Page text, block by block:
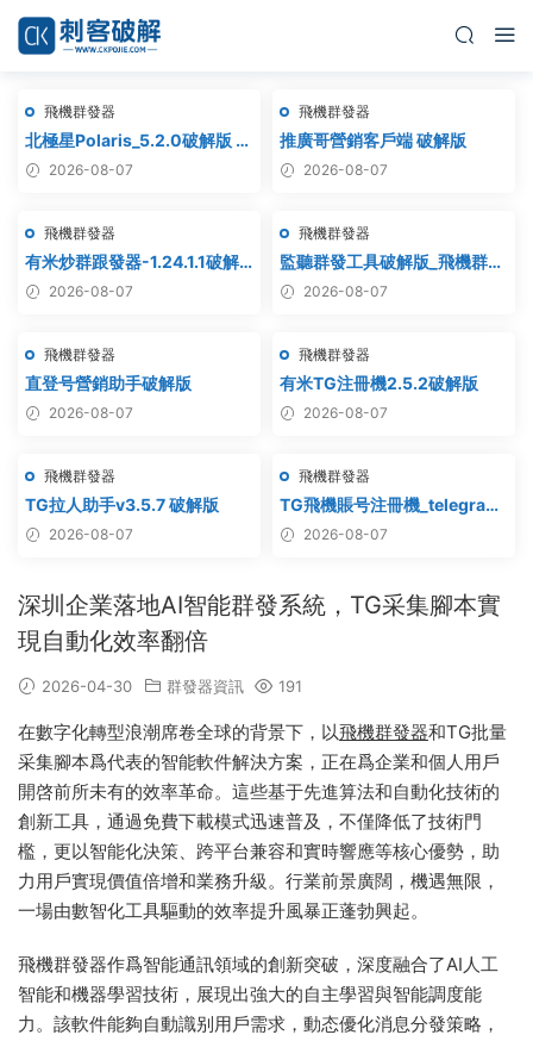
飛機群發器
北極星Polaris_5.2.0破解版 飛
機群發器_TG群發軟件
2026-08-07
飛機群發器
推廣哥營銷客戶端 破解版
2026-08-07
飛機群發器
有米炒群跟發器-1.24.1.1破解
版 2026-08-07
飛機群發器
監聽群發工具破解版_飛機群
發,協議軟件,群發助手,群發工
2026-08-07
飛機群發器
直登号營銷助手破解版
2026-08-07
飛機群發器
有米TG注冊機2.5.2破解版
2026-08-07
飛機群發器
TG拉人助手v3.5.7 破解版
2026-08-07
飛機群發器
TG飛機賬号注冊機_telegram
注冊機_電報飛機号注冊機破解
2026-08-07
深圳企業落地AI智能群發系統，TG采集腳本實
現自動化效率翻倍
2026-04-30 群發器資訊 191
在數字化轉型浪潮席卷全球的背景下，以飛機群發器和TG批量
采集腳本爲代表的智能軟件解決方案，正在爲企業和個人用戶
開啓前所未有的效率革命。這些基于先進算法和自動化技術的
創新工具，通過免費下載模式迅速普及，不僅降低了技術門
檻，更以智能化決策、跨平台兼容和實時響應等核心優勢，助
力用戶實現價值倍增和業務升級。行業前景廣闊，機遇無限，
一場由數智化工具驅動的效率提升風暴正蓬勃興起。
飛機群發器作爲智能通訊領域的創新突破，深度融合了AI人工
智能和機器學習技術，展現出強大的自主學習與智能調度能
力。該軟件能夠自動識别用戶需求，動态優化消息分發策略，